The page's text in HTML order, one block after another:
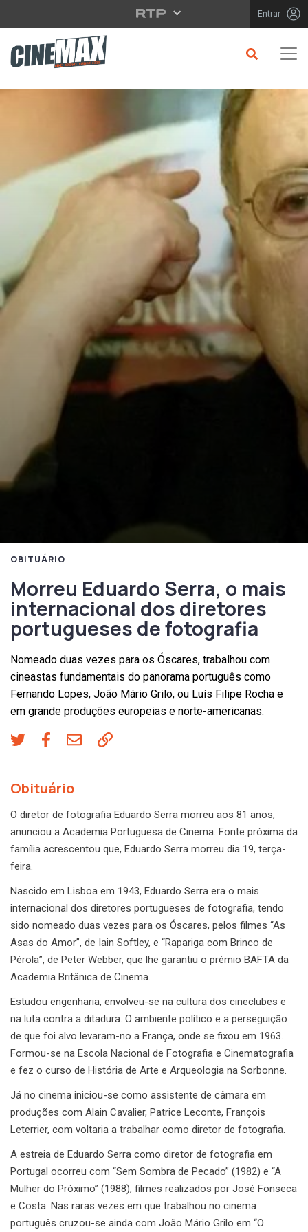
Saltar para o conteúdo principal Entrar
OBITUÁRIO
Morreu Eduardo Serra, o mais
internacional dos diretores
portugueses de fotografia
Nomeado duas vezes para os Óscares, trabalhou com
cineastas fundamentais do panorama português como
Fernando Lopes, João Mário Grilo, ou Luís Filipe Rocha e
em grande produções europeias e norte-americanas.
Obituário
O diretor de fotografia Eduardo Serra morreu aos 81 anos,
anunciou a Academia Portuguesa de Cinema. Fonte próxima da
família acrescentou que, Eduardo Serra morreu dia 19, terça-
feira.
Nascido em Lisboa em 1943, Eduardo Serra era o mais
internacional dos diretores portugueses de fotografia, tendo
sido nomeado duas vezes para os Óscares, pelos filmes “As
Asas do Amor”, de Iain Softley, e “Rapariga com Brinco de
Pérola”, de Peter Webber, que lhe garantiu o prémio BAFTA da
Academia Britânica de Cinema.
Estudou engenharia, envolveu-se na cultura dos cineclubes e
na luta contra a ditadura. O ambiente político e a perseguição
de que foi alvo levaram-no a França, onde se fixou em 1963.
Formou-se na Escola Nacional de Fotografia e Cinematografia
e fez o curso de História de Arte e Arqueologia na Sorbonne.
Já no cinema iniciou-se como assistente de câmara em
produções com Alain Cavalier, Patrice Leconte, François
Leterrier, com voltaria a trabalhar como diretor de fotografia.
A estreia de Eduardo Serra como diretor de fotografia em
Portugal ocorreu com “Sem Sombra de Pecado” (1982) e “A
Mulher do Próximo” (1988), filmes realizados por José Fonseca
e Costa. Nas raras vezes em que trabalhou no cinema
português cruzou-se ainda com João Mário Grilo em “O